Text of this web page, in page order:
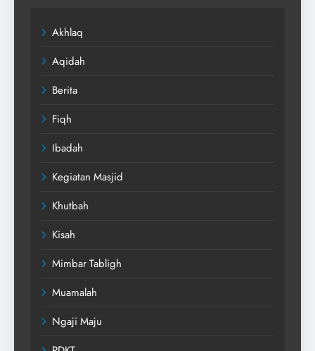
Akhlaq
Aqidah
Berita
Fiqh
Ibadah
Kegiatan Masjid
Khutbah
Kisah
Mimbar Tabligh
Muamalah
Ngaji Maju